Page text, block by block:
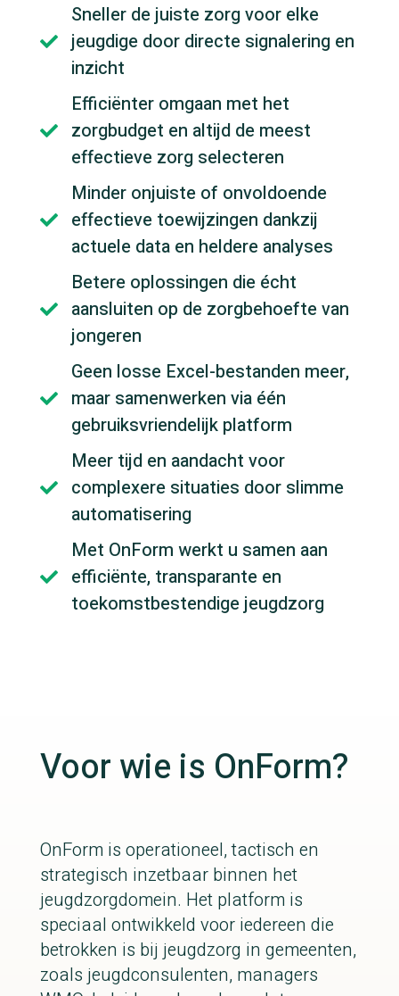

Sneller de juiste zorg voor elke
jeugdige door directe signalering en
inzicht

Efficiënter omgaan met het
zorgbudget en altijd de meest
effectieve zorg selecteren

Minder onjuiste of onvoldoende
effectieve toewijzingen dankzij
actuele data en heldere analyses

Betere oplossingen die écht
aansluiten op de zorgbehoefte van
jongeren

Geen losse Excel-bestanden meer,
maar samenwerken via één
gebruiksvriendelijk platform

Meer tijd en aandacht voor
complexere situaties door slimme
automatisering

Met OnForm werkt u samen aan
efficiënte, transparante en
toekomstbestendige jeugdzorg
Voor wie is OnForm?
OnForm is operationeel, tactisch en
strategisch inzetbaar binnen het
jeugdzorgdomein. Het platform is
speciaal ontwikkeld voor iedereen die
betrokken is bij jeugdzorg in gemeenten,
zoals jeugdconsulenten, managers